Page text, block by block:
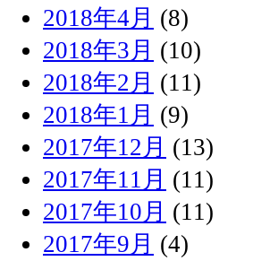
2018年4月 (8)
2018年3月 (10)
2018年2月 (11)
2018年1月 (9)
2017年12月 (13)
2017年11月 (11)
2017年10月 (11)
2017年9月 (4)